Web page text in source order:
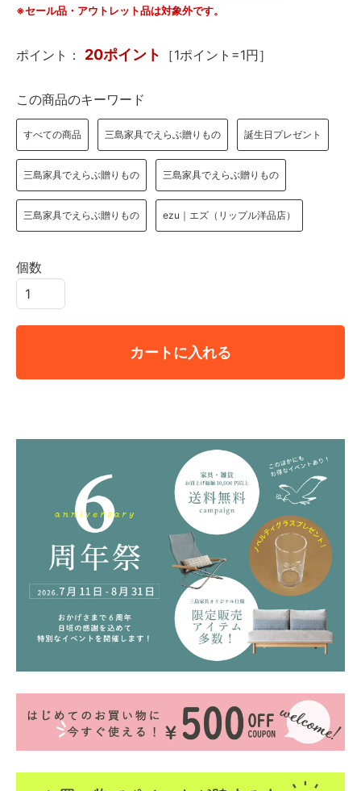
※セール品・アウトレット品は対象外です。
ポイント： 20ポイント ［1ポイント=1円］
この商品のキーワード
すべての商品 三島家具でえらぶ贈りもの 誕生日プレゼント
三島家具でえらぶ贈りもの 三島家具でえらぶ贈りもの
三島家具でえらぶ贈りもの ezu｜エズ（リップル洋品店）
個数
カートに入れる